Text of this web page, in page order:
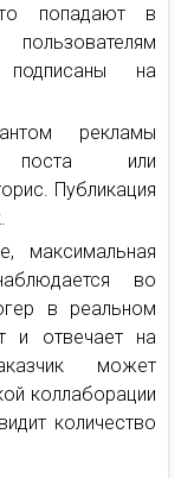
попадают в
на
рекламы
поста или
Публикация
максимальная
во
в реальном
и отвечает на
может
коллаборации
количество